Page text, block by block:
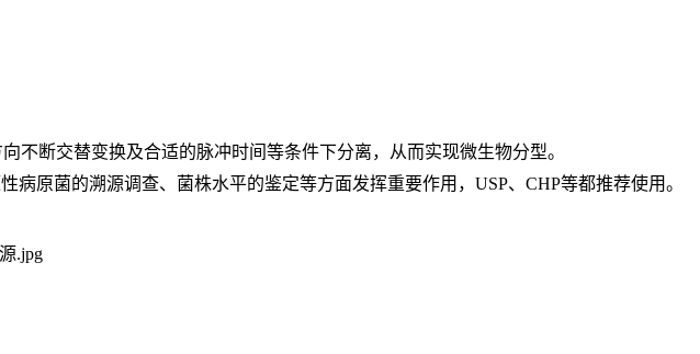
不断交替变换及合适的脉冲时间等条件下分离，从而实现微生物分型。
原菌的溯源调查、菌株水平的鉴定等方面发挥重要作用，USP、CHP等都推荐使用。